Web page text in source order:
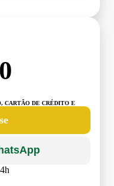
CARTÃO DE CRÉDITO E